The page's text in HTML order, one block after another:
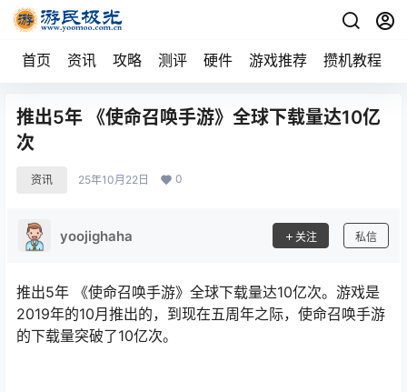
首页 资讯 攻略 测评 硬件 游戏推荐 攒机教程
推出5年 《使命召唤手游》全球下载量达10亿
次
资讯 25年10月22日 0
yoojighaha 关注 私信
推出5年 《使命召唤手游》全球下载量达10亿次。游戏是
2019年的10月推出的，到现在五周年之际，使命召唤手游
的下载量突破了10亿次。